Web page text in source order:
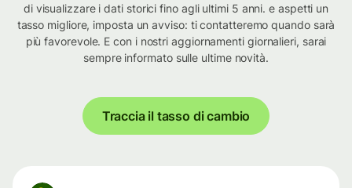
di visualizzare i dati storici fino agli ultimi 5 anni. e aspetti un
tasso migliore, imposta un avviso: ti contatteremo quando sarà
più favorevole. E con i nostri aggiornamenti giornalieri, sarai
sempre informato sulle ultime novità.
Traccia il tasso di cambio